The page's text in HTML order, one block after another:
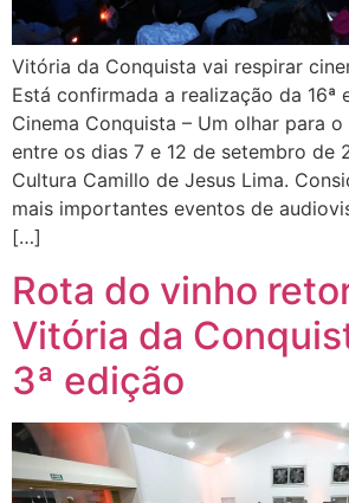
Vitória da Conquista vai respirar
Está confirmada a realização da 16ª
Cinema Conquista – Um olhar para
entre os dias 7 e 12 de setembro de
Cultura Camillo de Jesus Lima.
mais importantes eventos de
[…]
Rota do vinho
Vitória da
3ª edição